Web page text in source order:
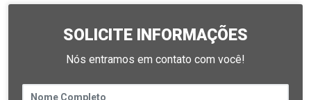
SOLICITE INFORMAÇÕES
Nós entramos em contato com você!